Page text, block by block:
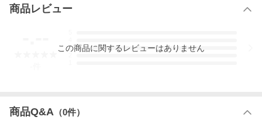
商品レビュー
3
この商品に関するレビューはありません
商品Q&A （0件）